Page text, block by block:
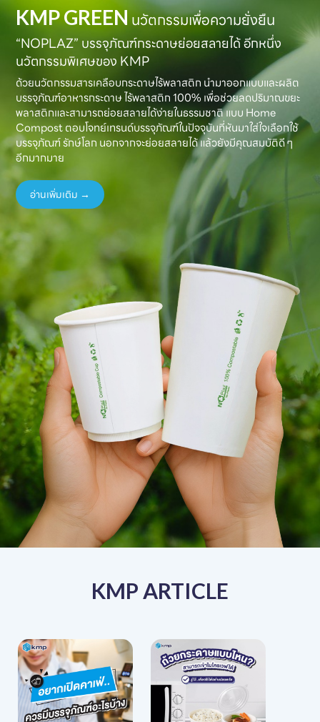
KMP GREEN นวัตกรรมเพื่อความยั่งยืน
“NOPLAZ” บรรจุภัณฑ์กระดาษย่อยสลายได้ อีกหนึ่ง
นวัตกรรมพิเศษของ KMP
ด้วยนวัตกรรมสารเคลือบกระดาษไร้พลาสติก นำมาออกแบบและผลิต
บรรจุภัณฑ์อาหารกระดาษ ไร้พลาสติก 100% เพื่อช่วยลดปริมาณขยะ
พลาสติกและสามารถย่อยสลายได้ง่ายในธรรมชาติ แบบ Home
Compost ตอบโจทย์เทรนด์บรรจุภัณฑ์ในปัจจุบันที่หันมาใส่ใจเลือกใช้
บรรจุภัณฑ์ รักษ์โลก นอกจากจะย่อยสลายได้ แล้วยังมีคุณสมบัติดี ๆ
อีกมากมาย
อ่านเพิ่มเติม →
KMP ARTICLE